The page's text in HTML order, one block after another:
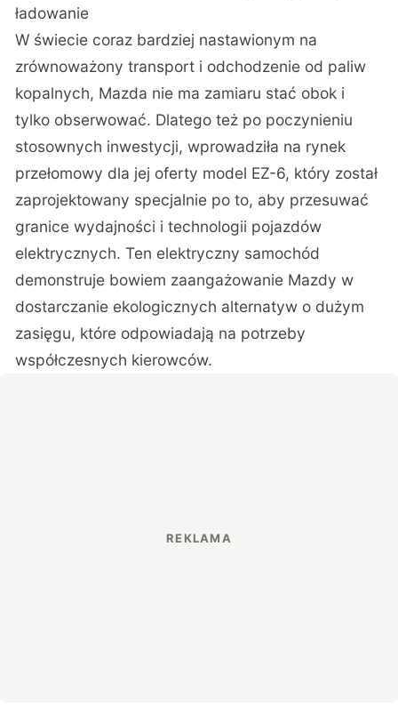
ładowanie
W świecie coraz bardziej nastawionym na
zrównoważony transport i odchodzenie od paliw
kopalnych, Mazda nie ma zamiaru stać obok i
tylko obserwować. Dlatego też po poczynieniu
stosownych inwestycji, wprowadziła na rynek
przełomowy dla jej oferty model EZ-6, który został
zaprojektowany specjalnie po to, aby przesuwać
granice wydajności i technologii pojazdów
elektrycznych. Ten elektryczny samochód
demonstruje bowiem zaangażowanie Mazdy w
dostarczanie ekologicznych alternatyw o dużym
zasięgu, które odpowiadają na potrzeby
współczesnych kierowców.